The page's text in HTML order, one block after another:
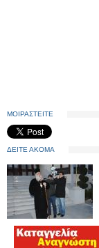
ΜΟΙΡΑΣΤΕΙΤΕ
ΔΕΙΤΕ ΑΚΟΜΑ